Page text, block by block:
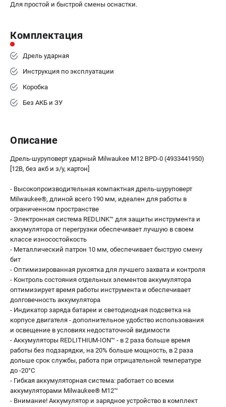
Для простой и быстрой смены оснастки.
Комплектация
Дрель ударная
Инструкция по эксплуатации
Коробка
Без АКБ и ЗУ
Описание
Дрель-шуруповерт ударный Milwaukee M12 BPD-0 (4933441950)
[12В, без акб и з/у, картон]
- Высокопроизводительная компактная дрель-шуруповерт
Milwaukee®, длиной всего 190 мм, идеален для работы в
ограниченном пространстве
- Электронная система REDLINK™ для защиты инструмента и
аккумулятора от перегрузки обеспечивает лучшую в своем
классе износостойкость
- Металлический патрон 10 мм, обеспечивает быструю смену
бит
- Оптимизированная рукоятка для лучшего захвата и контроля
- Контроль состояния отдельных элементов аккумулятора
оптимизирует время работы инструмента и обеспечивает
долговечность аккумулятора
- Индикатор заряда батареи и светодиодная подсветка на
корпусе двигателя - дополнительное удобство использования
и освещение в условиях недостаточной видимости
- Аккумуляторы REDLITHIUM-ION™ - в 2 раза больше время
работы без подзарядки, на 20% больше мощность, в 2 раза
дольше срок службы, работа при отрицательной температуре
до -20°С
- Гибкая аккумуляторная система: работает со всеми
аккумуляторами Milwaukee® M12™
- Внимание! Аккумулятор и зарядное устройство в комплект